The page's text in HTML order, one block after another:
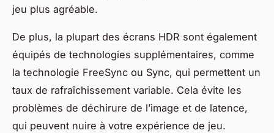
jeu plus agréable.
De plus, la plupart des écrans HDR sont également
équipés de technologies supplémentaires, comme
la technologie FreeSync ou Sync, qui permettent un
taux de rafraîchissement variable. Cela évite les
problèmes de déchirure de l’image et de latence,
qui peuvent nuire à votre expérience de jeu.